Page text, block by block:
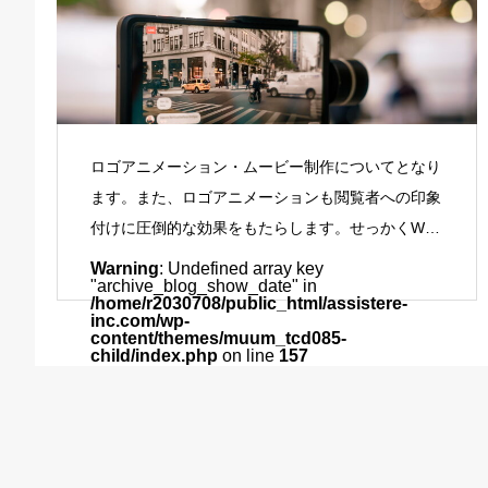
なぜ検索順位を100%達成してい
るのか
「セッション数」と「キーワード
流入数」について
を抑える「採用サイト」につい
て
り入れ潜在ユーザーの獲得とフ
ァン化
ロゴアニメーションと動画でWebサイトの威力
を圧倒的にパワーアップ
ロゴアニメーション・ムービー制作についてとなり
ます。また、ロゴアニメーションも閲覧者への印象
付けに圧倒的な効果をもたらします。せっかくWeb
サイトを露出し、閲覧者を獲得したのであれば、静
止画の50
Warning: Undefined array key
"archive_blog_show_date" in
/home/r2030708/public_html/assistere-
inc.com/wp-
content/themes/muum_tcd085-
child/index.php on line 157